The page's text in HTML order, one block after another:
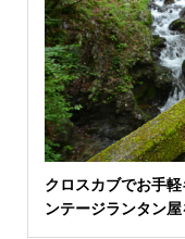
クロスカブでお手
ンテージランタン